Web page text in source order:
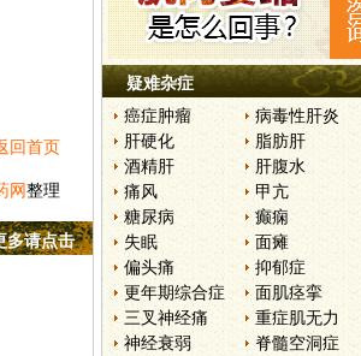
回首页
网整理
多请点击
疑难杂症
癌症肿瘤
病毒性肝炎
肝硬化
脂肪肝
酒精肝
肝腹水
痛风
甲亢
糖尿病
癫痫
失眠
面瘫
偏头痛
抑郁症
更年期综合症
面肌痉挛
三叉神经痛
重症肌无力
神经衰弱
脊髓空洞症